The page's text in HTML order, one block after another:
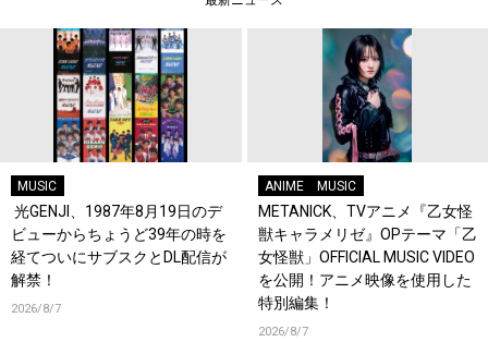
MUSIC
光GENJI、1987年8月19日のデ
ビューからちょうど39年の時を
経てついにサブスクとDL配信が
解禁！
2026/8/7
ANIME MUSIC
METANICK、TVアニメ『乙女怪
獣キャラメリゼ』OPテーマ「乙
女怪獣」OFFICIAL MUSIC VIDEO
を公開！アニメ映像を使用した
特別編集！
2026/8/7